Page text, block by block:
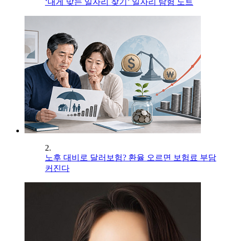
‘내게 맞는 일자리 찾기’ 일자리 탐험 노트
2.
노후 대비로 달러보험? 환율 오르면 보험료 부담
커진다